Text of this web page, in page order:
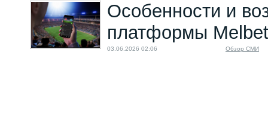
Особенности и
платформы Melbet
03.06.2026 02:06 Обзор СМИ